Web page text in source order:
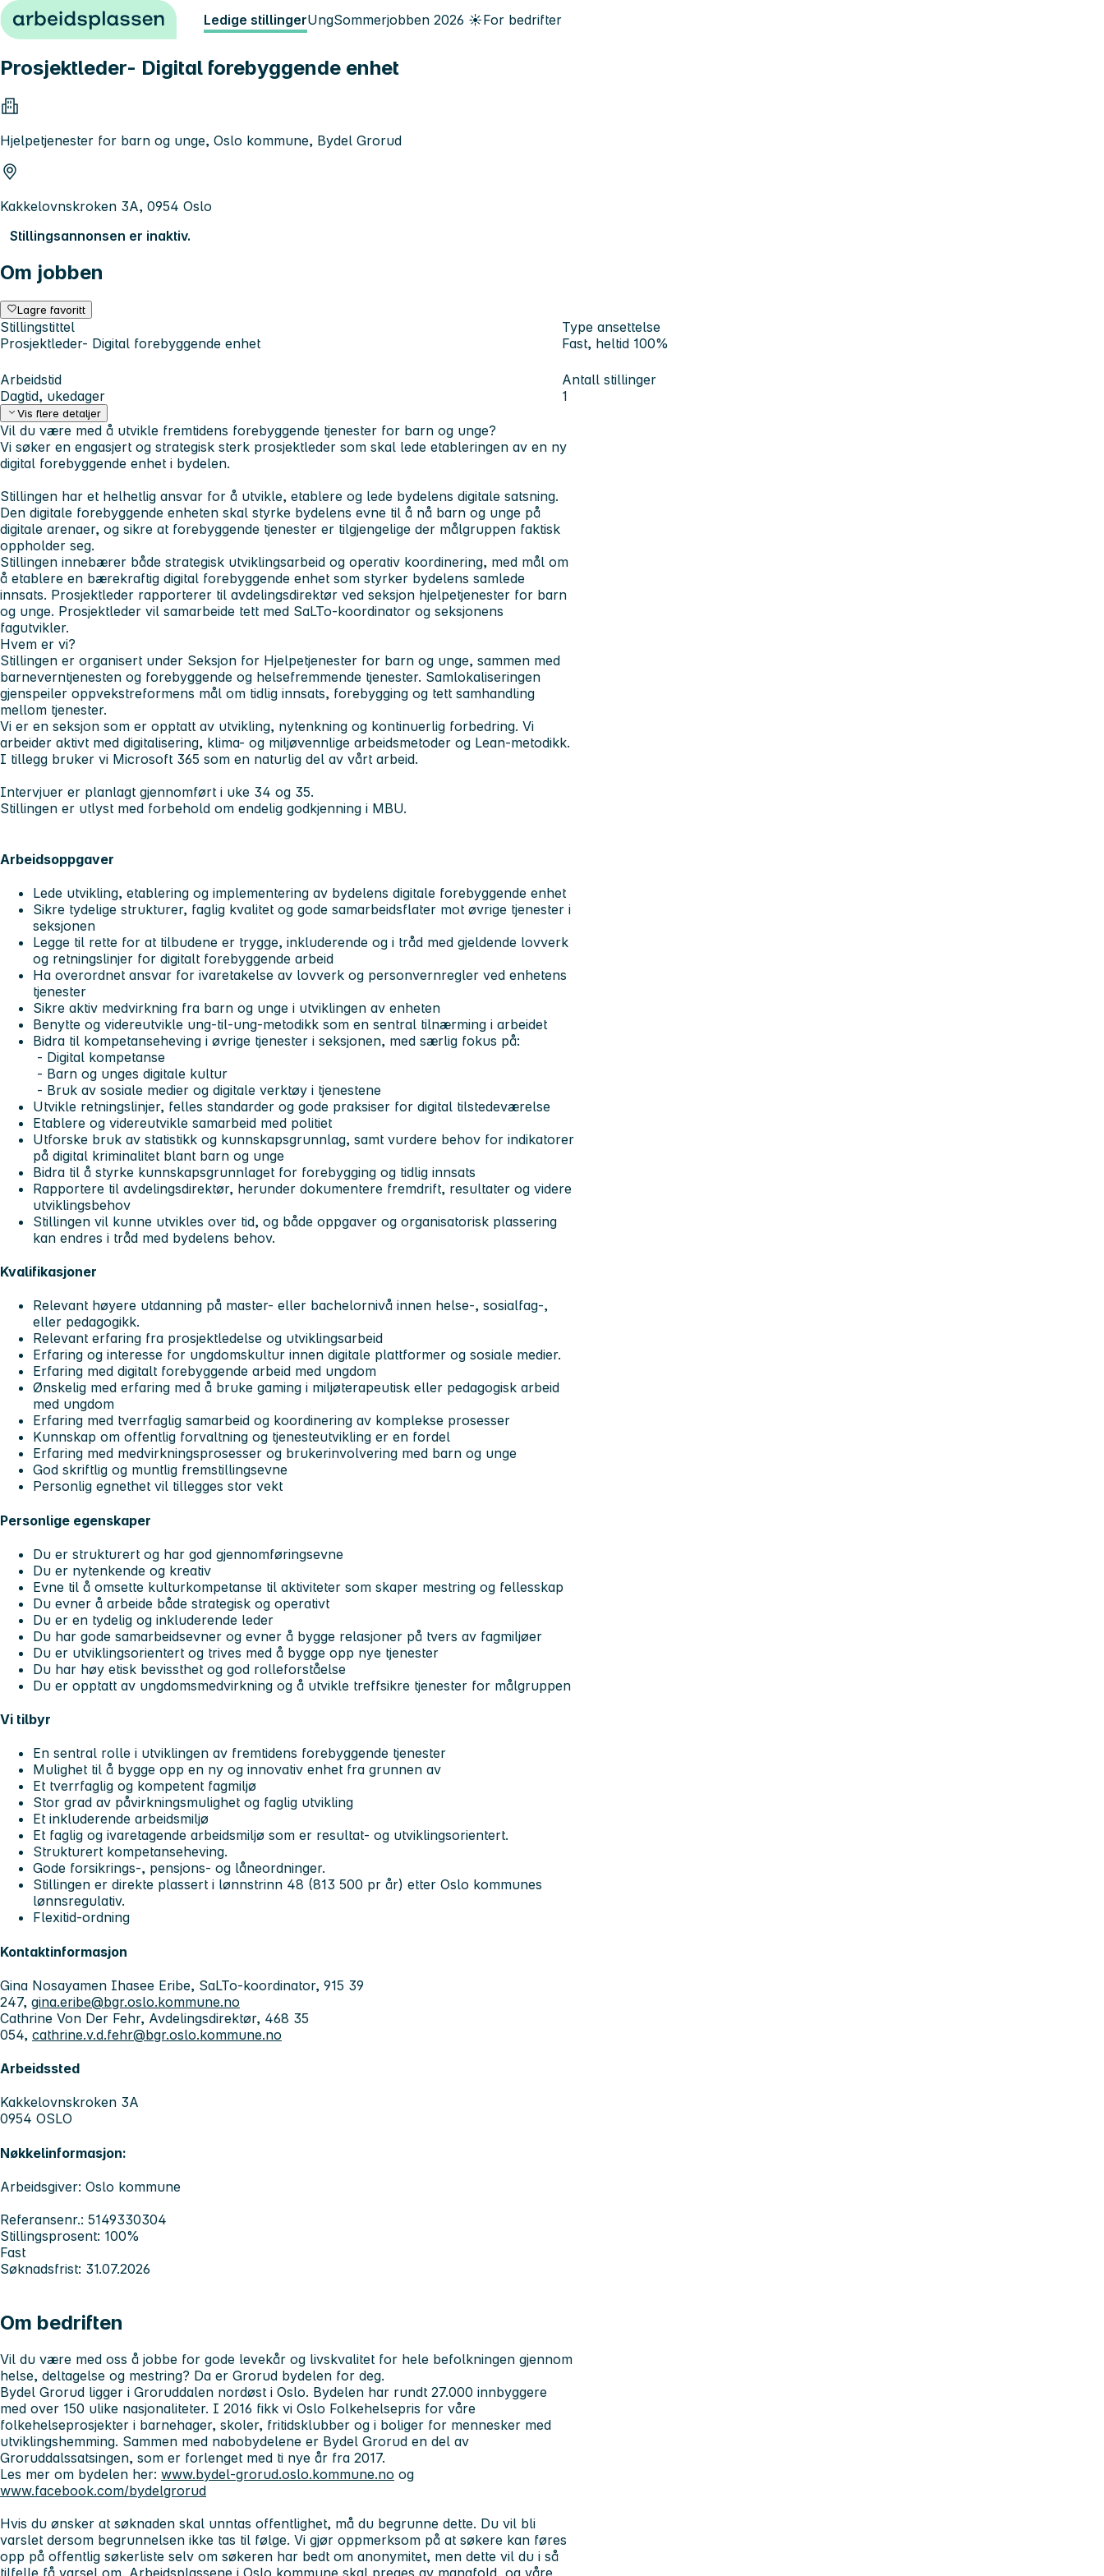
Hopp til innhold Ledige stillingerUngSommerjobben 2026 ☀️For bedrifter
Prosjektleder- Digital forebyggende enhet
Hjelpetjenester for barn og unge, Oslo kommune, Bydel Grorud
Kakkelovnskroken 3A, 0954 Oslo
Stillingsannonsen er inaktiv.
Om jobben
Lagre favoritt
Stillingstittel
Prosjektleder- Digital forebyggende enhet
Type ansettelse
Fast, heltid 100%
Arbeidstid
Dagtid, ukedager
Antall stillinger
1
Vis flere detaljer
Vil du være med å utvikle fremtidens forebyggende tjenester for barn og unge?
Vi søker en engasjert og strategisk sterk prosjektleder som skal lede etableringen av en ny
digital forebyggende enhet i bydelen.
Stillingen har et helhetlig ansvar for å utvikle, etablere og lede bydelens digitale satsning.
Den digitale forebyggende enheten skal styrke bydelens evne til å nå barn og unge på
digitale arenaer, og sikre at forebyggende tjenester er tilgjengelige der målgruppen faktisk
oppholder seg.
Stillingen innebærer både strategisk utviklingsarbeid og operativ koordinering, med mål om
å etablere en bærekraftig digital forebyggende enhet som styrker bydelens samlede
innsats. Prosjektleder rapporterer til avdelingsdirektør ved seksjon hjelpetjenester for barn
og unge. Prosjektleder vil samarbeide tett med SaLTo-koordinator og seksjonens
fagutvikler.
Hvem er vi?
Stillingen er organisert under Seksjon for Hjelpetjenester for barn og unge, sammen med
barneverntjenesten og forebyggende og helsefremmende tjenester. Samlokaliseringen
gjenspeiler oppvekstreformens mål om tidlig innsats, forebygging og tett samhandling
mellom tjenester.
Vi er en seksjon som er opptatt av utvikling, nytenkning og kontinuerlig forbedring. Vi
arbeider aktivt med digitalisering, klima- og miljøvennlige arbeidsmetoder og Lean-metodikk.
I tillegg bruker vi Microsoft 365 som en naturlig del av vårt arbeid.
Intervjuer er planlagt gjennomført i uke 34 og 35.
Stillingen er utlyst med forbehold om endelig godkjenning i MBU.
Arbeidsoppgaver
Lede utvikling, etablering og implementering av bydelens digitale forebyggende enhet
Sikre tydelige strukturer, faglig kvalitet og gode samarbeidsflater mot øvrige tjenester i
seksjonen
Legge til rette for at tilbudene er trygge, inkluderende og i tråd med gjeldende lovverk
og retningslinjer for digitalt forebyggende arbeid
Ha overordnet ansvar for ivaretakelse av lovverk og personvernregler ved enhetens
tjenester
Sikre aktiv medvirkning fra barn og unge i utviklingen av enheten
Benytte og videreutvikle ung-til-ung-metodikk som en sentral tilnærming i arbeidet
Bidra til kompetanseheving i øvrige tjenester i seksjonen, med særlig fokus på:
- Digital kompetanse
- Barn og unges digitale kultur
- Bruk av sosiale medier og digitale verktøy i tjenestene
Utvikle retningslinjer, felles standarder og gode praksiser for digital tilstedeværelse
Etablere og videreutvikle samarbeid med politiet
Utforske bruk av statistikk og kunnskapsgrunnlag, samt vurdere behov for indikatorer
på digital kriminalitet blant barn og unge
Bidra til å styrke kunnskapsgrunnlaget for forebygging og tidlig innsats
Rapportere til avdelingsdirektør, herunder dokumentere fremdrift, resultater og videre
utviklingsbehov
Stillingen vil kunne utvikles over tid, og både oppgaver og organisatorisk plassering
kan endres i tråd med bydelens behov.
Kvalifikasjoner
Relevant høyere utdanning på master- eller bachelornivå innen helse-, sosialfag-,
eller pedagogikk.
Relevant erfaring fra prosjektledelse og utviklingsarbeid
Erfaring og interesse for ungdomskultur innen digitale plattformer og sosiale medier.
Erfaring med digitalt forebyggende arbeid med ungdom
Ønskelig med erfaring med å bruke gaming i miljøterapeutisk eller pedagogisk arbeid
med ungdom
Erfaring med tverrfaglig samarbeid og koordinering av komplekse prosesser
Kunnskap om offentlig forvaltning og tjenesteutvikling er en fordel
Erfaring med medvirkningsprosesser og brukerinvolvering med barn og unge
God skriftlig og muntlig fremstillingsevne
Personlig egnethet vil tillegges stor vekt
Personlige egenskaper
Du er strukturert og har god gjennomføringsevne
Du er nytenkende og kreativ
Evne til å omsette kulturkompetanse til aktiviteter som skaper mestring og fellesskap
Du evner å arbeide både strategisk og operativt
Du er en tydelig og inkluderende leder
Du har gode samarbeidsevner og evner å bygge relasjoner på tvers av fagmiljøer
Du er utviklingsorientert og trives med å bygge opp nye tjenester
Du har høy etisk bevissthet og god rolleforståelse
Du er opptatt av ungdomsmedvirkning og å utvikle treffsikre tjenester for målgruppen
Vi tilbyr
En sentral rolle i utviklingen av fremtidens forebyggende tjenester
Mulighet til å bygge opp en ny og innovativ enhet fra grunnen av
Et tverrfaglig og kompetent fagmiljø
Stor grad av påvirkningsmulighet og faglig utvikling
Et inkluderende arbeidsmiljø
Et faglig og ivaretagende arbeidsmiljø som er resultat- og utviklingsorientert.
Strukturert kompetanseheving.
Gode forsikrings-, pensjons- og låneordninger.
Stillingen er direkte plassert i lønnstrinn 48 (813 500 pr år) etter Oslo kommunes
lønnsregulativ.
Flexitid-ordning
Kontaktinformasjon
Gina Nosayamen Ihasee Eribe, SaLTo-koordinator, 915 39
247, gina.eribe@bgr.oslo.kommune.no
Cathrine Von Der Fehr, Avdelingsdirektør, 468 35
054, cathrine.v.d.fehr@bgr.oslo.kommune.no
Arbeidssted
Kakkelovnskroken 3A
0954 OSLO
Nøkkelinformasjon:
Arbeidsgiver: Oslo kommune
Referansenr.: 5149330304
Stillingsprosent: 100%
Fast
Søknadsfrist: 31.07.2026
Om bedriften
Vil du være med oss å jobbe for gode levekår og livskvalitet for hele befolkningen gjennom
helse, deltagelse og mestring? Da er Grorud bydelen for deg.
Bydel Grorud ligger i Groruddalen nordøst i Oslo. Bydelen har rundt 27.000 innbyggere
med over 150 ulike nasjonaliteter. I 2016 fikk vi Oslo Folkehelsepris for våre
folkehelseprosjekter i barnehager, skoler, fritidsklubber og i boliger for mennesker med
utviklingshemming. Sammen med nabobydelene er Bydel Grorud en del av
Groruddalssatsingen, som er forlenget med ti nye år fra 2017.
Les mer om bydelen her: www.bydel-grorud.oslo.kommune.no og
www.facebook.com/bydelgrorud
Hvis du ønsker at søknaden skal unntas offentlighet, må du begrunne dette. Du vil bli
varslet dersom begrunnelsen ikke tas til følge. Vi gjør oppmerksom på at søkere kan føres
opp på offentlig søkerliste selv om søkeren har bedt om anonymitet, men dette vil du i så
tilfelle få varsel om. Arbeidsplassene i Oslo kommune skal preges av mangfold, og våre